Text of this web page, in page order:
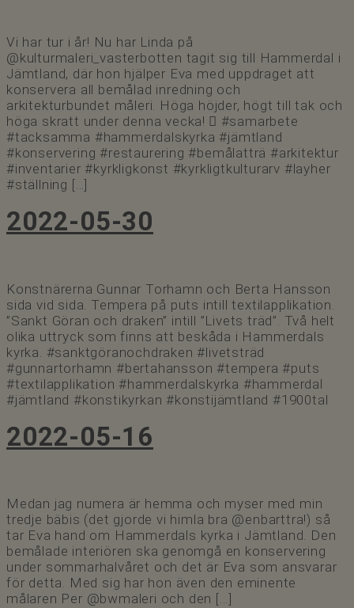
Vi har tur i år! Nu har Linda på
@kulturmaleri_vasterbotten tagit sig till Hammerdal i
Jämtland, där hon hjälper Eva med uppdraget att
konservera all bemålad inredning och
arkitekturbundet måleri. Höga höjder, högt till tak och
höga skratt under denna vecka! 🏽 #samarbete
#tacksamma #hammerdalskyrka #jämtland
#konservering #restaurering #bemålatträ #arkitektur
#inventarier #kyrkligkonst #kyrkligtkulturarv #layher
#ställning […]
2022-05-30
Konstnärerna Gunnar Torhamn och Berta Hansson
sida vid sida. Tempera på puts intill textilapplikation.
”Sankt Göran och draken” intill ”Livets träd”. Två helt
olika uttryck som finns att beskåda i Hammerdals
kyrka. #sanktgöranochdraken #livetsträd
#gunnartorhamn #bertahansson #tempera #puts
#textilapplikation #hammerdalskyrka #hammerdal
#jämtland #konstikyrkan #konstijämtland #1900tal
2022-05-16
Medan jag numera är hemma och myser med min
tredje bäbis (det gjorde vi himla bra @enbarttra!) så
tar Eva hand om Hammerdals kyrka i Jämtland. Den
bemålade interiören ska genomgå en konservering
under sommarhalvåret och det är Eva som ansvarar
för detta. Med sig har hon även den eminente
målaren Per @bwmaleri och den […]